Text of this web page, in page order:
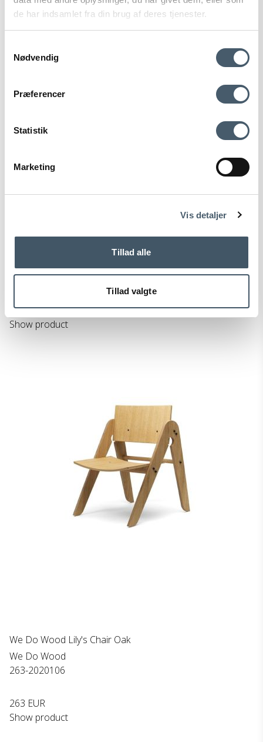
de har indsamlet fra din brug af deres tjenester.
Nødvendig
Præferencer
Statistik
Marketing
Vis detaljer
Tillad alle
Tillad valgte
Shipping
We Do Wood Foursquare Shelf
263-3040201
345 EUR
Show product
We Do Wood Lily's Chair Oak
We Do Wood
263-2020106
263 EUR
Show product